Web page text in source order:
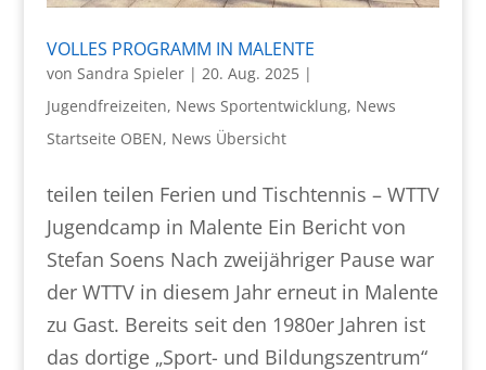
VOLLES PROGRAMM IN MALENTE
von Sandra Spieler| 20. Aug. 2025|
Jugendfreizeiten, News Sportentwicklung, News
Startseite OBEN, News Übersicht
teilen teilen Ferien und Tischtennis – WTTV
Jugendcamp in Malente Ein Bericht von
Stefan Soens Nach zweijähriger Pause war
der WTTV in diesem Jahr erneut in Malente
zu Gast. Bereits seit den 1980er Jahren ist
das dortige „Sport- und Bildungszentrum“